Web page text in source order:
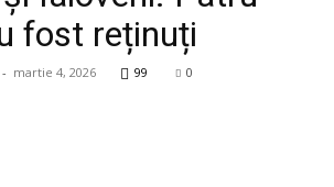
fost reținuți
- martie 4, 2026 99 0